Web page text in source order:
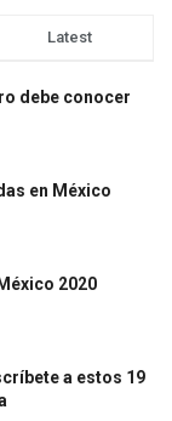
Latest
debe conocer
en México
2020
a estos 19